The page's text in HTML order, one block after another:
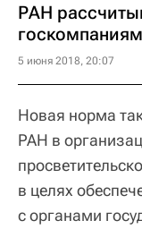
РАН
5 июня 2018, 20:07
Новая норма
РАН в
в целях
с органами